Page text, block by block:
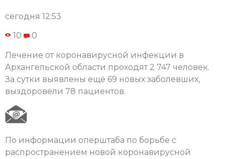
сегодня 12:53
10 0
Лечение от коронавирусной инфекции в
Архангельской области проходят 2 747 человек.
За сутки выявлены ещё 69 новых заболевших,
выздоровели 78 пациентов.
По информации оперштаба по борьбе с
распространением новой коронавирусной